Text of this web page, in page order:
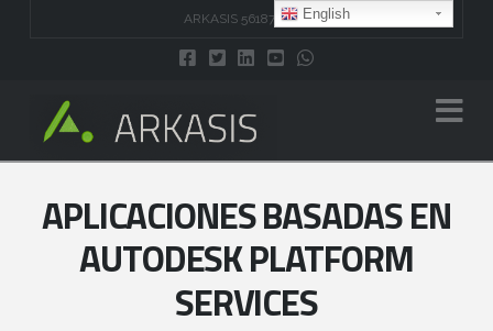
ARKASIS 5618743707
APLICACIONES BASADAS EN
AUTODESK PLATFORM
SERVICES
English